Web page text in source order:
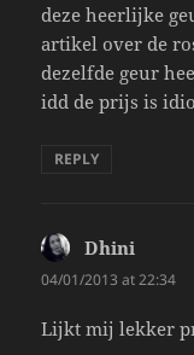
deze heerlijke
artikel over de
dezelfde geur
idd de prijs is
REPLY
Dhini
04/01/2013 at 22:34
Lijkt mij lekker